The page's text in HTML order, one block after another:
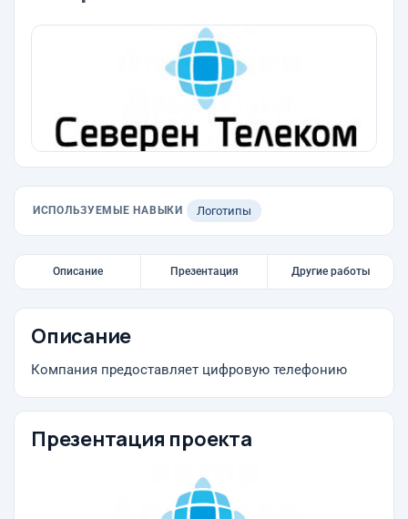
ИСПОЛЬЗУЕМЫЕ НАВЫКИ Логотипы
Описание Презентация Другие работы
Описание
Компания предоставляет цифровую телефонию
Презентация проекта